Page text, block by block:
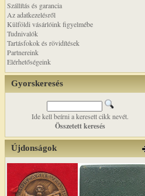
Szállítás és garancia
Az adatkezelésről
Külföldi vásárlóink figyelmébe
Tudnivalók
Tartásfokok és rövidítések
Partnereink
Elérhetőségeink
Gyorskeresés
Ide kell beírni a keresett cikk nevét.
Összetett keresés
Újdonságok